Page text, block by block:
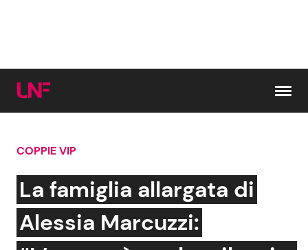
Cerca:
News e Cronaca
Attualità Italiana
Gossip e TV
Bellezze VIP
COPPIE VIP
La famiglia allargata di
Alessia Marcuzzi: